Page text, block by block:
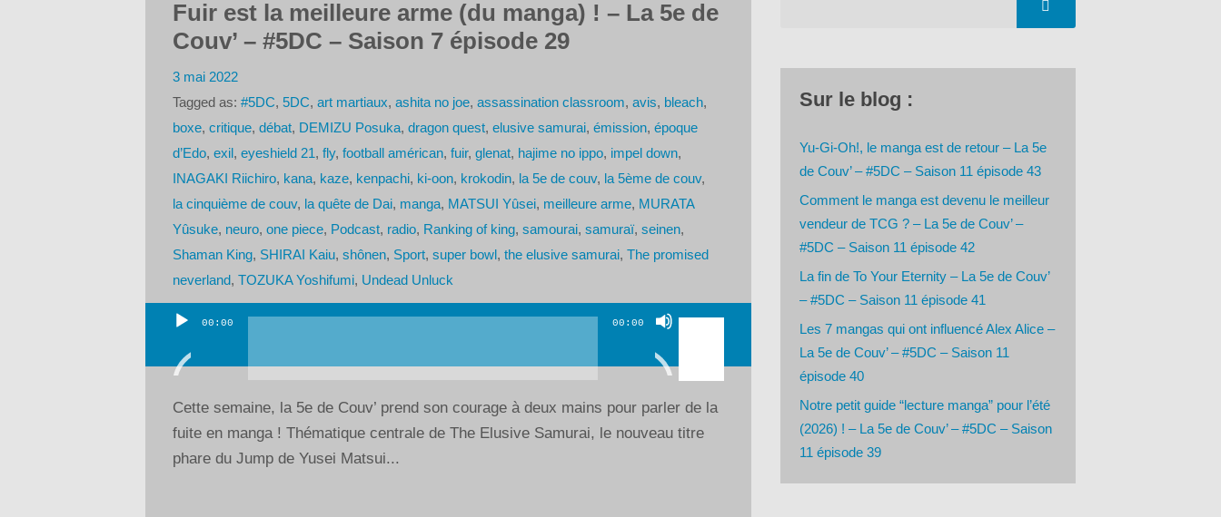
Fuir est la meilleure arme (du manga) ! – La 5e de
Couv’ – #5DC – Saison 7 épisode 29
3 mai 2022
Tagged as: #5DC, 5DC, art martiaux, ashita no joe, assassination classroom, avis, bleach,
boxe, critique, débat, DEMIZU Posuka, dragon quest, elusive samurai, émission, époque
d’Edo, exil, eyeshield 21, fly, football américan, fuir, glenat, hajime no ippo, impel down,
INAGAKI Riichiro, kana, kaze, kenpachi, ki-oon, krokodin, la 5e de couv, la 5ème de couv,
la cinquième de couv, la quête de Dai, manga, MATSUI Yûsei, meilleure arme, MURATA
Yûsuke, neuro, one piece, Podcast, radio, Ranking of king, samourai, samuraï, seinen,
Shaman King, SHIRAI Kaiu, shônen, Sport, super bowl, the elusive samurai, The promised
neverland, TOZUKA Yoshifumi, Undead Unluck
Lecteur
audio
00:00 00:00
Utilisez
flèches
pour
augmenter
Cette semaine, la 5e de Couv’ prend son courage à deux mains pour parler de la
fuite en manga ! Thématique centrale de The Elusive Samurai, le nouveau titre
phare du Jump de Yusei Matsui...
Sur le blog :
Yu-Gi-Oh!, le manga est de retour – La 5e
de Couv’ – #5DC – Saison 11 épisode 43
Comment le manga est devenu le meilleur
vendeur de TCG ? – La 5e de Couv’ –
#5DC – Saison 11 épisode 42
La fin de To Your Eternity – La 5e de Couv’
– #5DC – Saison 11 épisode 41
Les 7 mangas qui ont influencé Alex Alice –
La 5e de Couv’ – #5DC – Saison 11
épisode 40
Notre petit guide “lecture manga” pour l’été
(2026) ! – La 5e de Couv’ – #5DC – Saison
11 épisode 39